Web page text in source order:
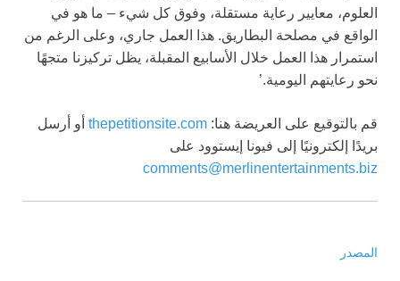
العلوم، معايير رعاية مستقلة، وفوق كل شيء – ما هو في
الواقع في مصلحة البطاريق. هذا العمل جاري، وعلى الرغم من
استمرار هذا العمل خلال الأسابيع المقبلة، يظل تركيزنا متجهًا
نحو رعايتهم اليومية.’
قم بالتوقيع على العريضة هنا: thepetitionsite.com أو أرسل
بريدًا إلكترونيًا إلى فيونا إيستوود على
comments@merlinentertainments.biz
المصدر